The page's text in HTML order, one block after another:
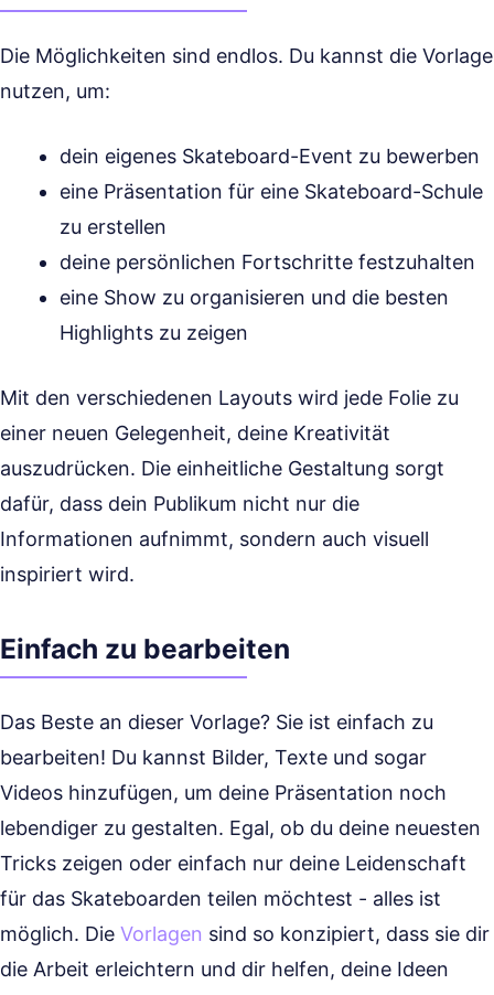
Die Möglichkeiten sind endlos. Du kannst die Vorlage
nutzen, um:
dein eigenes Skateboard-Event zu bewerben
eine Präsentation für eine Skateboard-Schule
zu erstellen
deine persönlichen Fortschritte festzuhalten
eine Show zu organisieren und die besten
Highlights zu zeigen
Mit den verschiedenen Layouts wird jede Folie zu
einer neuen Gelegenheit, deine Kreativität
auszudrücken. Die einheitliche Gestaltung sorgt
dafür, dass dein Publikum nicht nur die
Informationen aufnimmt, sondern auch visuell
inspiriert wird.
Einfach zu bearbeiten
Das Beste an dieser Vorlage? Sie ist einfach zu
bearbeiten! Du kannst Bilder, Texte und sogar
Videos hinzufügen, um deine Präsentation noch
lebendiger zu gestalten. Egal, ob du deine neuesten
Tricks zeigen oder einfach nur deine Leidenschaft
für das Skateboarden teilen möchtest - alles ist
möglich. Die Vorlagen sind so konzipiert, dass sie dir
die Arbeit erleichtern und dir helfen, deine Ideen